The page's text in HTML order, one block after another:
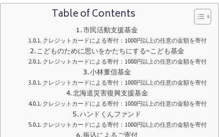
Table of Contents
市民活動支援基金
クレジットカードによる寄付：1000円以上の任意の金額を寄付
こどものために思いをかたちにする~こども基金
クレジットカードによる寄付：1000円以上の任意の金額を寄付
小林董信基金
クレジットカードによる寄付：1000円以上の任意の金額を寄付
北海道災害復興支援基金
クレジットカードによる寄付：1000円以上の任意の金額を寄付
ハンドくんファンド
クレジットカードによる寄付：1000円以上の任意の金額を寄付